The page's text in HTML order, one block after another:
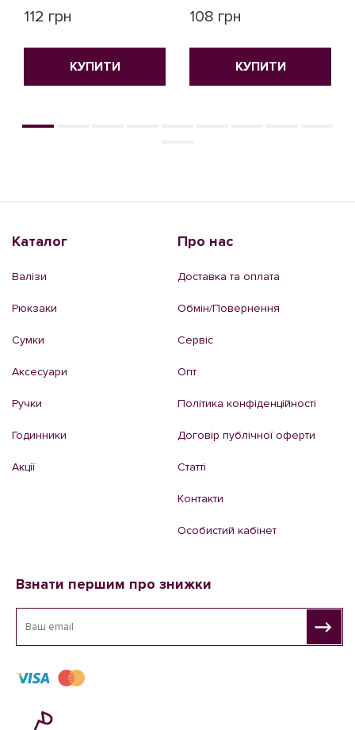
112 грн
КУПИТИ
108 грн
КУПИТИ
Каталог
Валізи
Рюкзаки
Сумки
Аксесуари
Ручки
Годинники
Акції
Про нас
Доставка та оплата
Обмін/Повернення
Сервіс
Опт
Політика конфіденційності
Договір публічної оферти
Статті
Контакти
Особистий кабінет
Взнати першим про знижки